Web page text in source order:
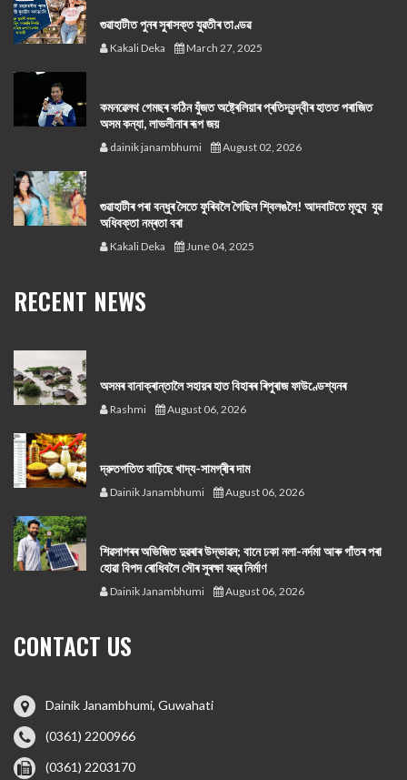
গুৱাহাটীত পুনৰ সুৰাসক্ত যুৱতীৰ তাণ্ডৱ
Kakali Deka March 27, 2025
কমনৱেলথ গেমছৰ কঠিন যুঁজত অষ্ট্ৰেলিয়াৰ প্ৰতিদ্বন্দ্বীৰ হাতত পৰাজিত
অসম কন্যা, লাভলীনাৰ ৰূপ জয়
dainik janambhumi August 02, 2026
গুৱাহাটীৰ পৰা বন্ধুৰ সৈতে ফুৰিবলৈ গৈছিল শ্বিলঙলৈ! আদবাটতে মৃত্যু যুৱ
অধিবক্তা নম্ৰতা বৰা
Kakali Deka June 04, 2025
RECENT NEWS
অসমৰ বানাক্ৰান্তালৈ সহায়ৰ হাত বিহাৰৰ ৰিপুৰাজ ফাউণ্ডেশ্যনৰ
Rashmi August 06, 2026
দ্রুতগতিত বাঢ়িছে খাদ্য-সামগ্ৰীৰ দাম
Dainik Janambhumi August 06, 2026
শিৱসাগৰৰ অভিজিত দুৱৰাৰ উদ্ভাৱন; বানে ঢকা নলা-নৰ্দমা আৰু গাঁতৰ পৰা
হোৱা বিপদ ৰোধিবলৈ সৌৰ সুৰক্ষা যন্ত্ৰ নিৰ্মাণ
Dainik Janambhumi August 06, 2026
CONTACT US
Dainik Janambhumi, Guwahati
(0361) 2200966
(0361) 2203170